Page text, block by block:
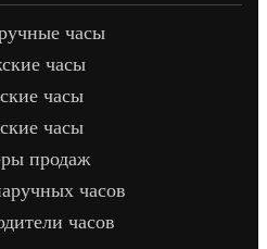
часы
часы
часы
часы
продаж
часов
часов